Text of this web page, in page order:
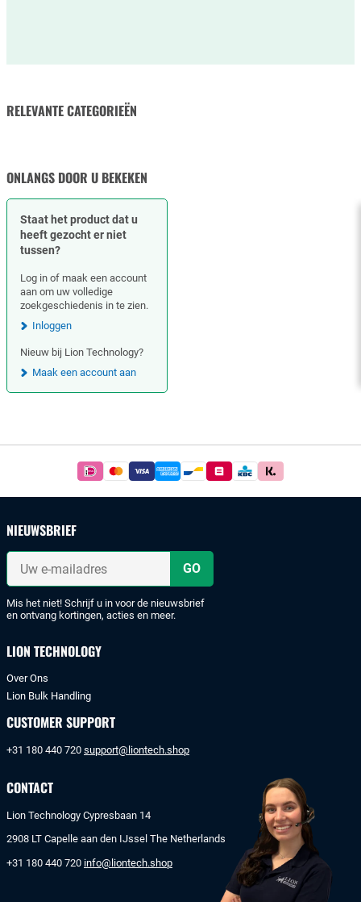
RELEVANTE CATEGORIEËN
& SLANGKOPPELINGEN
ONLANGS DOOR U BEKEKEN
Staat het product dat u
heeft gezocht er niet
tussen?
Log in of maak een account
aan om uw volledige
zoekgeschiedenis in te zien.
Inloggen
Nieuw bij Lion Technology?
Maak een account aan
Betaal
simpel
iDeal
of
bankoverschrijving.
NIEUWSBRIEF
Uw
mailadres
Mis het niet! Schrijf u in voor de nieuwsbrief
en ontvang kortingen, acties en meer.
LION TECHNOLOGY
Over Ons
Lion Bulk Handling
CUSTOMER SUPPORT
+31 180 440 720 support@liontech.shop
CONTACT
Lion Technology Cypresbaan 14
2908 LT Capelle aan den IJssel The Netherlands
+31 180 440 720 info@liontech.shop